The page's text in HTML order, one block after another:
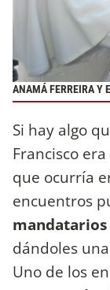
ANAMÁ FERREIRA Y
Si hay algo
Francisco
que ocurría
encuentros
dándoles
Uno de los